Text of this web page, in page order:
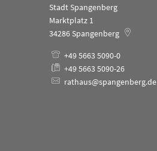
Stadt Spangenberg
Marktplatz 1
34286 Spangenberg
+49 5663 5090-0
+49 5663 5090-26
rathaus@spangenberg.de